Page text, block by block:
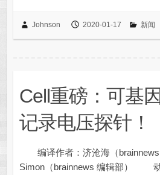
Johnson 2020-01-17 新闻
Cell重磅：可基
记录电压探针！
编译作者：济沧海（brainnews
Simon（brainnews 编辑部） 动